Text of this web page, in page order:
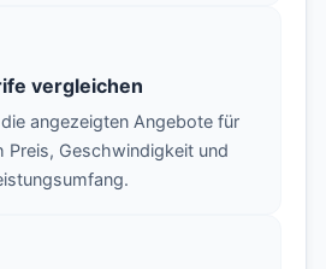
vergleichen
angezeigten Angebote für
Preis, Geschwindigkeit und